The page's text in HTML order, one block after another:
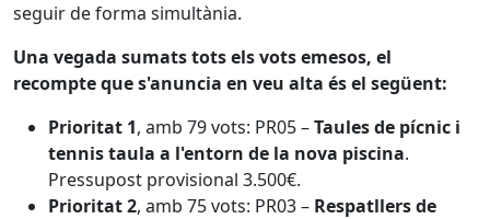
seguir de forma simultània.
Una vegada sumats tots els vots emesos, el
recompte que s'anuncia en veu alta és el següent:
Prioritat 1, amb 79 vots: PR05 –Taules de pícnic i
tennis taula a l'entorn de la nova piscina.
Pressupost provisional 3.500€.
Prioritat 2, amb 75 vots: PR03 – Respatllers de